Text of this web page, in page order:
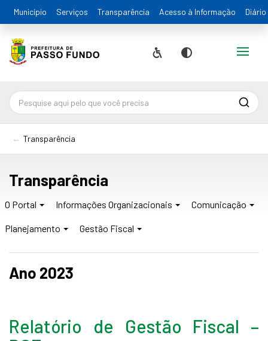
Município Serviços Transparência Acesso à Informação
Acessibilidade
Contraste
Alternar
Transparência
Transparência
O Portal Informações Organizacionais Comunicação
Planejamento Gestão Fiscal
Ano 2023
Relatório de Gestão Fiscal –